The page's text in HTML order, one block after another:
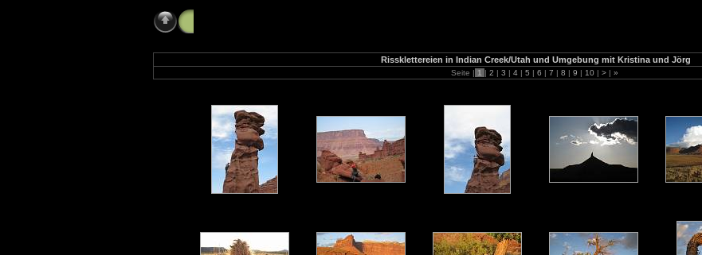
Rissklettereien in Indian Creek/Utah und Umgebung mit Kristina und Jörg
Seite | 1 | 2 | 3 | 4 | 5 | 6 | 7 | 8 | 9 | 10 | > | »